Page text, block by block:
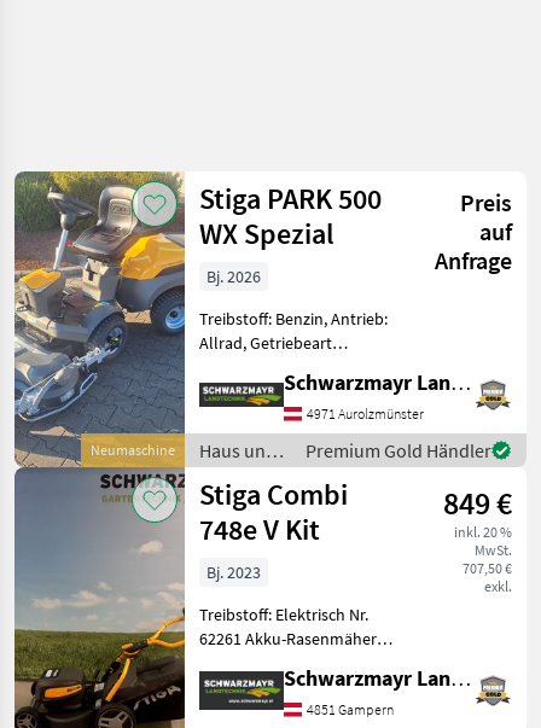
Neumaschine
Stiga PARK 500
WX Spezial
Preis
auf
Anfrage
Bj. 2026
Treibstoff: Benzin, Antrieb:
Allrad, Getriebeart
Hydrostatgetriebe,
Servolenkung,
Tiefenführungsrollen,
Wasserschlauchanschluß
Schwarzmayr Landtechnik GmbH - Aurolzmünster
4971 Aurolzmünster
Haus und
Garten /
Stiga
Premium Gold Händler
Stiga Combi
748e V Kit
849 €
inkl. 20 %
MwSt.
707,50 €
exkl.
Bj. 2023
Treibstoff: Elektrisch Nr.
62261 Akku-Rasenmäher
Schnittbreite - mit
galvanisierten Gehäuse -
Schwarzmayr Landtechnik GmbH - Gampern
4851 Gampern